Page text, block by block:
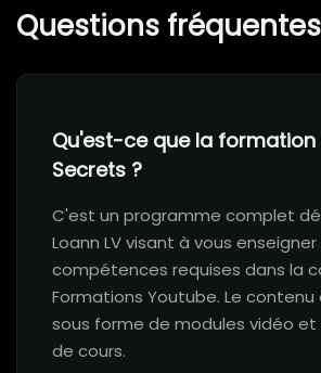
Questions fréquentes
Qu'est-ce que la formation
Secrets ?
C'est un programme complet
Loann LV visant à vous
compétences requises dans la
Formations Youtube. Le
sous forme de modules vidéo
de cours.